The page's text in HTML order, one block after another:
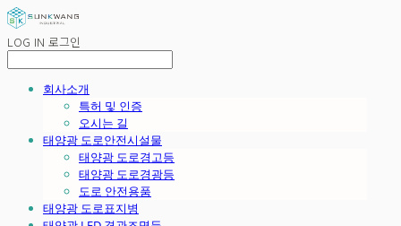
LOG IN 로그인
회사소개
특허 및 인증
오시는 길
태양광 도로안전시설물
태양광 도로경고등
태양광 도로경광등
도로 안전용품
태양광 도로표지병